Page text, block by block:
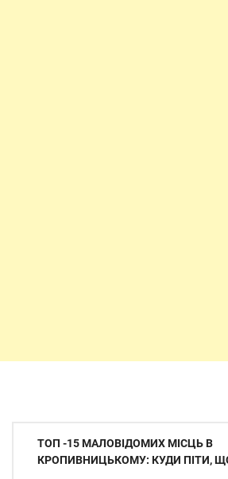
Навігація
записів
ТОП -15 МАЛОВІДОМИХ МІСЦЬ В
КРОПИВНИЦЬКОМУ: КУДИ ПІТИ,